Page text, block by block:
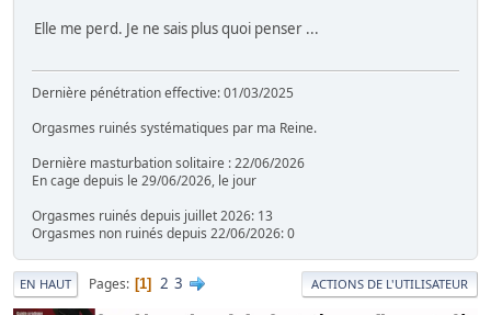
Elle me perd. Je ne sais plus quoi penser ...
Dernière pénétration effective: 01/03/2025
Orgasmes ruinés systématiques par ma Reine.
Dernière masturbation solitaire : 22/06/2026
En cage depuis le 29/06/2026, le jour
Orgasmes ruinés depuis juillet 2026: 13
Orgasmes non ruinés depuis 22/06/2026: 0
EN HAUT Pages 1 2 3 ACTIONS DE L'UTILISATEUR